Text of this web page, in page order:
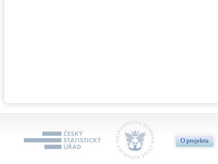
O projektu